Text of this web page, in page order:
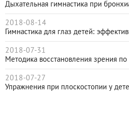
Дыхательная гимнастика при
2018-08-14
Гимнастика для глаз детей:
2018-07-31
Методика восстановления зрения по
2018-07-27
Упражнения при плоскостопии у